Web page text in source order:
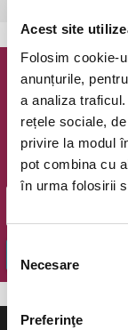
Acest site
Folosim cookie-
anunțurile,
a analiza
rețele sociale,
privire la modul
pot combina cu
în urma folosirii
consimțământului
Necesare
Preferinţe
Oferte
Email